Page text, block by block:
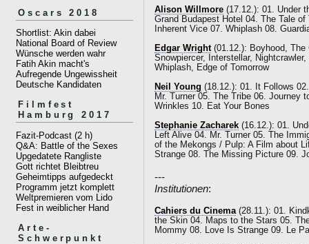
Oscars 2018
Shortlist: Akin dabei
National Board of Review
Wünsche werden wahr
Fatih Akin macht's
Aufregende Ungewissheit
Deutsche Kandidaten
Filmfest
Hamburg 2017
Fazit-Podcast (2 h)
Q&A: Battle of the Sexes
Upgedatete Rangliste
Gott richtet Bleibtreu
Geheimtipps aufgedeckt
Programm jetzt komplett
Weltpremieren vom Lido
Fest in weiblicher Hand
Arte-
Schwerpunkt
Alison Willmore (17.12.): 01. Under
Grand Budapest Hotel 04. The Tale
Inherent Vice 07. Whiplash 08.
Edgar Wright(01.12.): Boyhood, The
Snowpiercer, Interstellar,
Whiplash, Edge of Tomorrow
Neil Young (18.12.): 01. It Follows
Mr. Turner 05. The Tribe 06. Journey
Wrinkles 10. Eat Your Bones
Stephanie Zacharek (16.12.): 01.
Left Alive 04. Mr. Turner 05. The
of the Mekongs / Pulp: A Film about
Strange 08. The Missing Picture 09.
---
Institutionen:
Cahiers du Cinema(28.11.): 01.
the Skin 04. Maps to the Stars 05.
Mommy 08. Love Is Strange 09. Le